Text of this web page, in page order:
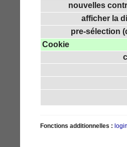
nouvelles
afficher la
pre-sélection
Cookie
Fonctions additionnelles : login